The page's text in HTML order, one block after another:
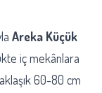
Areka Küçük
iç mekânlara
60-80 cm